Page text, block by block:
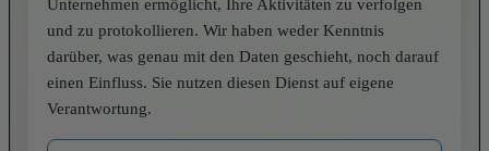
Unternehmen ermöglicht, Ihre Aktivitäten zu verfolgen
und zu protokollieren. Wir haben weder Kenntnis
darüber, was genau mit den Daten geschieht, noch darauf
einen Einfluss. Sie nutzen diesen Dienst auf eigene
Verantwortung.